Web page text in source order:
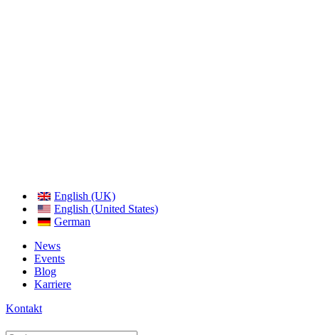
English (UK)
English (United States)
German
News
Events
Blog
Karriere
Kontakt